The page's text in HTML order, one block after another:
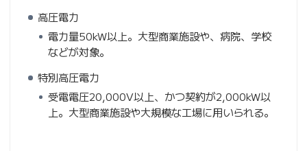
高圧電力
電力量50kW以上。大型商業施設や、病院、学校
などが対象。
特別高圧電力
受電電圧20,000V以上、かつ契約が2,000kW以
上。大型商業施設や大規模な工場に用いられる。